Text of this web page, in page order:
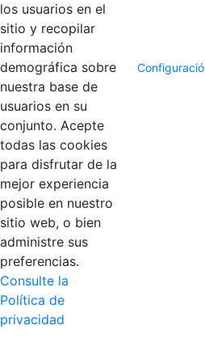
Contacto
Línea de servicio al ciudadano:
Correo Institucional:
Correo de notificaciones
Correo de Asuntos disciplinarios:
Línea Anticorrupción: +57(601)
Política de privacidad y
Política de derechos de autor
Términos y condiciones de uso
© Copyright 2026 - Todos los
Gobierno de Colombia
los usuarios en el
sitio y recopilar
información
demográfica sobre
nuestra base de
usuarios en su
conjunto. Acepte
todas las cookies
para disfrutar de la
mejor experiencia
posible en nuestro
sitio web, o bien
administre sus
preferencias.
Consulte la
Política de
privacidad